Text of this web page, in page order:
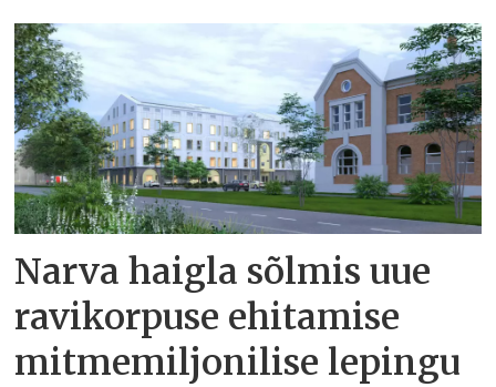
Narva haigla sõlmis uue
ravikorpuse ehitamise
mitmemiljonilise lepingu